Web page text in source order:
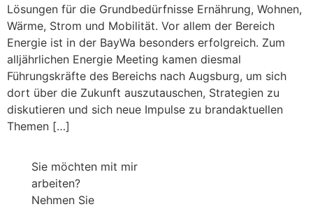
Lösungen für die Grundbedürfnisse Ernährung, Wohnen,
Wärme, Strom und Mobilität. Vor allem der Bereich
Energie ist in der BayWa besonders erfolgreich. Zum
alljährlichen Energie Meeting kamen diesmal
Führungskräfte des Bereichs nach Augsburg, um sich
dort über die Zukunft auszutauschen, Strategien zu
diskutieren und sich neue Impulse zu brandaktuellen
Themen […]
Sie möchten mit mir
arbeiten?
Nehmen Sie